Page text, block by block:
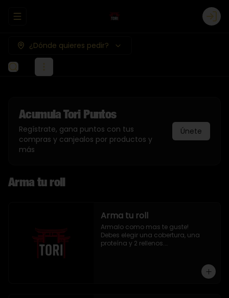
Abrir menu de navegación Login
¿Dónde quieres pedir?
AcumulaTori Puntos
Regístrate, gana puntos con tus
compras y canjealos por productos y
más
Únete
Arma tu roll
Arma tu roll
Armalo como mas te guste!
Debes elegir una cobertura, una
proteína y 2 rellenos.